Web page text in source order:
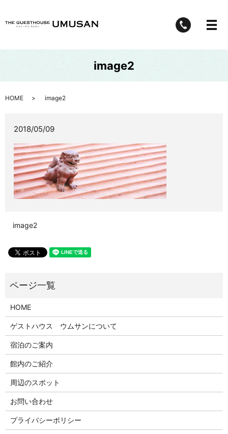
メ
image2
HOME image2
2018/05/09
image2
HOME
ゲストハウス ウムサンについて
宿泊のご案内
館内のご紹介
周辺のスポット
お問い合わせ
プライバシーポリシー